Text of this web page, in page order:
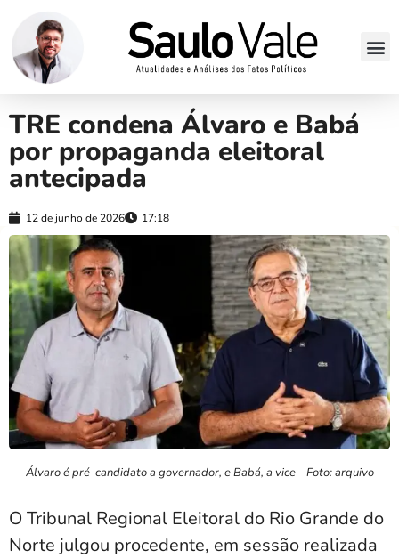
TRE condena Álvaro e Babá
por propaganda eleitoral
antecipada
12 de junho de 2026 17:18
Álvaro é pré-candidato a governador, e Babá, a vice - Foto: arquivo
O Tribunal Regional Eleitoral do Rio Grande do
Norte julgou procedente, em sessão realizada